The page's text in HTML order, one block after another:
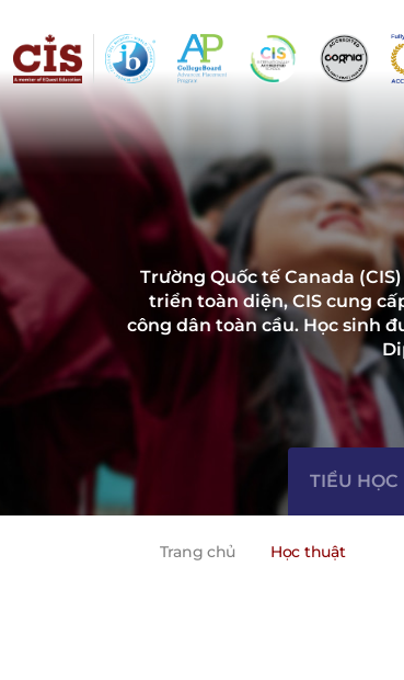
Trường Quốc tế Canada
triển toàn diện, CIS cung
công dân toàn cầu. Học sinh
TIỂU HỌC
Trang chủ Học thuật